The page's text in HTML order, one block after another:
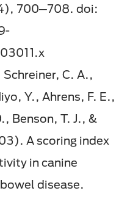
700─708. doi:
Schreiner, C. A.,
Y., Ahrens, F. E.,
Benson, T. J., &
A scoring index
in canine
disease.